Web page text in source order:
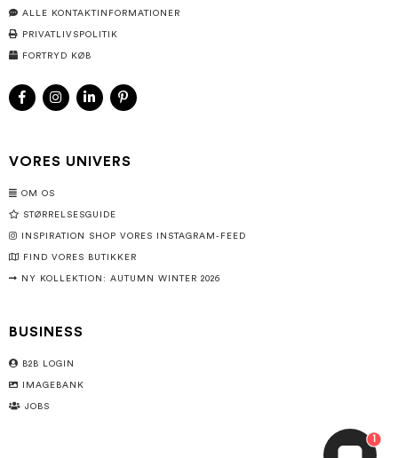
ALLE KONTAKTINFORMATIONER
PRIVATLIVSPOLITIK
FORTRYD KØB
VORES UNIVERS
OM OS
STØRRELSESGUIDE
INSPIRATION SHOP VORES INSTAGRAM-FEED
FIND VORES BUTIKKER
NY KOLLEKTION: AUTUMN WINTER 2026
BUSINESS
B2B LOGIN
IMAGEBANK
JOBS
1